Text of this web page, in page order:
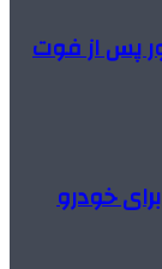
پس از فوت
خودرو